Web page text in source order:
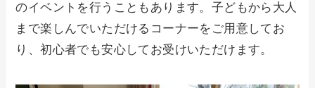
のイベントを行うこともあります。子どもから大人
まで楽しんでいただけるコーナーをご用意してお
り、初心者でも安心してお受けいただけます。